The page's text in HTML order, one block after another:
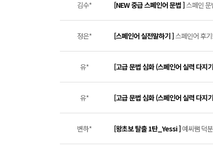
김수* [NEW 중급 스페인어 문법 ]스페인
정은* [스페인어 실전말하기 ]스페인어 후
유* [고급 문법 심화 (스페인어 실력 다지
유* [고급 문법 심화 (스페인어 실력 다지
변하* [왕초보 탈출 1탄_Yessi ] 예씨쌤 덕